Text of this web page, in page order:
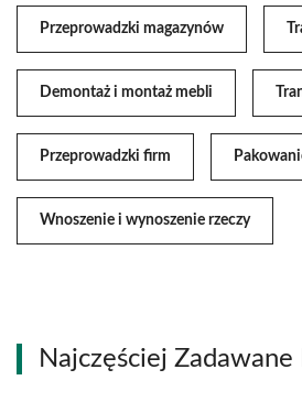
Przeprowadzki magazynów
Demontaż i montaż mebli
Przeprowadzki firm
Wnoszenie i wynoszenie rzeczy
Najczęściej Zadawane